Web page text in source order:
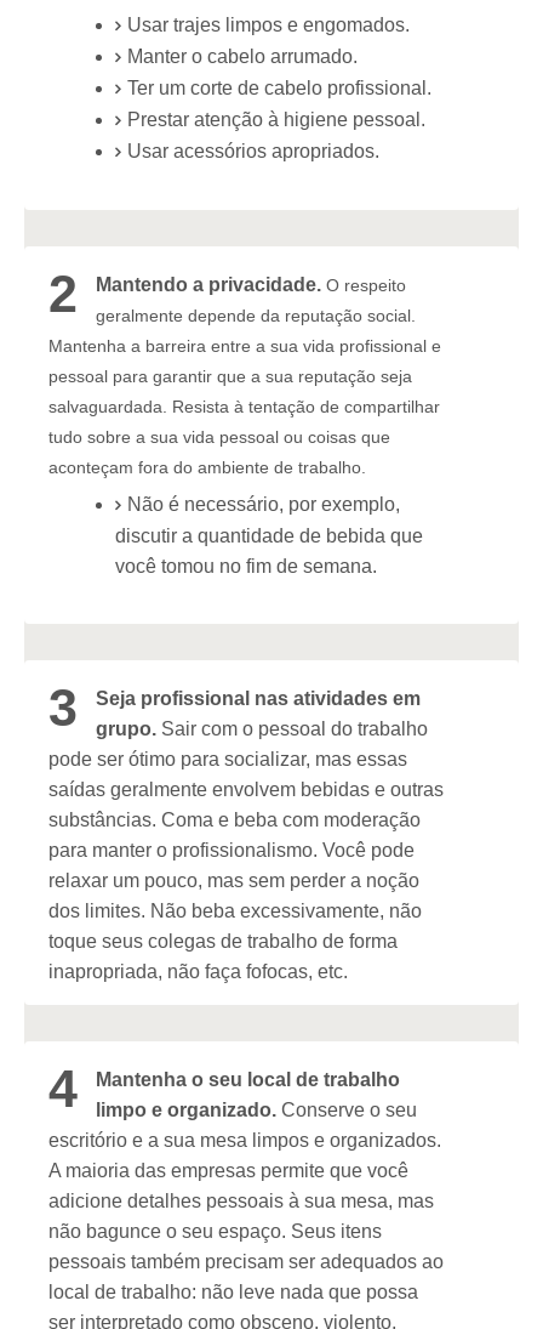
Usar trajes limpos e engomados.
Manter o cabelo arrumado.
Ter um corte de cabelo profissional.
Prestar atenção à higiene pessoal.
Usar acessórios apropriados.
2 Mantendo a privacidade. O respeito
geralmente depende da reputação social.
Mantenha a barreira entre a sua vida profissional e
pessoal para garantir que a sua reputação seja
salvaguardada. Resista à tentação de compartilhar
tudo sobre a sua vida pessoal ou coisas que
aconteçam fora do ambiente de trabalho.
Não é necessário, por exemplo,
discutir a quantidade de bebida que
você tomou no fim de semana.
3
Seja profissional nas atividades em
grupo. Sair com o pessoal do trabalho
pode ser ótimo para socializar, mas essas
saídas geralmente envolvem bebidas e outras
substâncias. Coma e beba com moderação
para manter o profissionalismo. Você pode
relaxar um pouco, mas sem perder a noção
dos limites. Não beba excessivamente, não
toque seus colegas de trabalho de forma
inapropriada, não faça fofocas, etc.
4
Mantenha o seu local de trabalho
limpo e organizado. Conserve o seu
escritório e a sua mesa limpos e organizados.
A maioria das empresas permite que você
adicione detalhes pessoais à sua mesa, mas
não bagunce o seu espaço. Seus itens
pessoais também precisam ser adequados ao
local de trabalho: não leve nada que possa
ser interpretado como obsceno, violento,